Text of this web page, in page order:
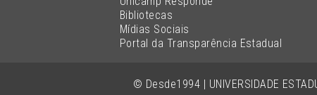
© Desde1994 | UNIVERSIDADE
Bibliotecas
Mídias Sociais
Portal da Transparência Estadual